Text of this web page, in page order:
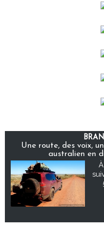
Une route, des voix,
australien en